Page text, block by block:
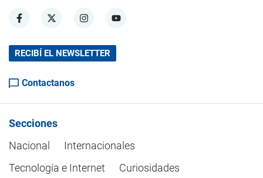
RECIBÍ EL NEWSLETTER
Contactanos
Secciones
Nacional
Internacionales
Tecnología e Internet
Curiosidades